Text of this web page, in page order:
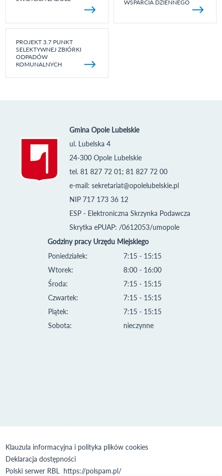
WSPARCIA DZIENNEGO
PROJEKT 3.7 PUNKT
SELEKTYWNEJ ZBIÓRKI
ODPADÓW
KOMUNALNYCH
Gmina Opole Lubelskie
ul. Lubelska 4
24-300 Opole Lubelskie
tel. 81 827 72 01; 81 827 72 00
e-mail: sekretariat@opolelubelskie.pl
NIP 717 173 36 12
ESP - Elektroniczna Skrzynka Podawcza
Skrytka ePUAP: /0612053/umopole
Godziny pracy Urzędu Miejskiego
Poniedziałek:
Wtorek:
Środa:
Czwartek:
Piątek:
Sobota:
7:15 - 15:15
8:00 - 16:00
7:15 - 15:15
7:15 - 15:15
7:15 - 15:15
nieczynne
Klauzula informacyjna i polityka plików cookies
Deklaracja dostępności
Polski serwer RBL https://polspam.pl/